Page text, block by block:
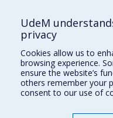
Who does what?
Find us
Site map
Accessibility
UdeM
privacy
Cookies allow us to
browsing experience.
ensure the website’s
others remember your
consent to our use of